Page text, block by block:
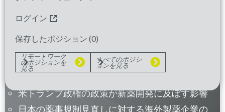
ログイン
保存したポジション (0)
リモートワーク
のポジションを
見る
すべてのポジシ
ョンを見る
スペシャル座談会
代表取締役社長の三木とコンサルティング部門
プレジデントのポールが語ります。
米トランプ政権の政策が新薬開発に及ぼす影響
日本の薬事規制見直しに対する海外製薬企業の